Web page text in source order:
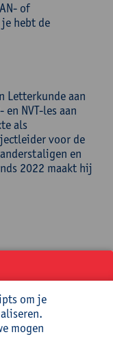
of
hebt de
Letterkunde aan
NVT-les aan
als
voor de
en
2022 maakt hij
,
om je
mogen